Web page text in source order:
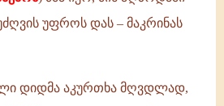
უფროს დას – მაკრინას
დიდმა აკურთხა მღვდლად,